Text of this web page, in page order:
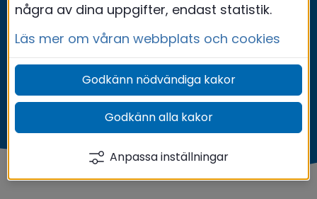
några av dina uppgifter, endast statistik.
Läs mer om våran webbplats och cookies
Godkänn nödvändiga kakor
Godkänn alla kakor
Anpassa inställningar